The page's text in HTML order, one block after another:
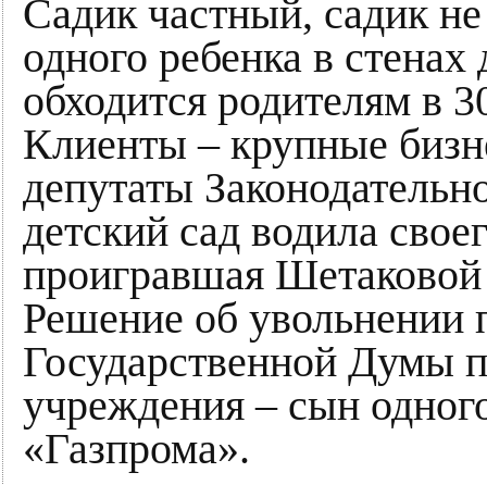
Садик частный, садик
одного ребенка в
обходится родителям в
Клиенты – крупные
депутаты
детский сад водила
проигравшая
Решение об увольнении
Государственной Думы
учреждения – сын
«Газпрома».